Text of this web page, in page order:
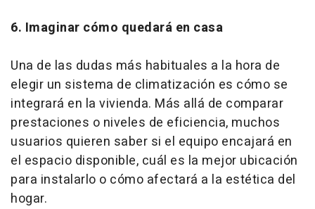
6. Imaginar cómo quedará en casa
Una de las dudas más habituales a la hora de
elegir un sistema de climatización es cómo se
integrará en la vivienda. Más allá de comparar
prestaciones o niveles de eficiencia, muchos
usuarios quieren saber si el equipo encajará en
el espacio disponible, cuál es la mejor ubicación
para instalarlo o cómo afectará a la estética del
hogar.